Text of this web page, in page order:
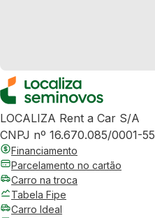
LOCALIZA Rent a Car S/A
CNPJ nº 16.670.085/0001-55
Financiamento
Parcelamento no cartão
Carro na troca
Tabela Fipe
Carro Ideal